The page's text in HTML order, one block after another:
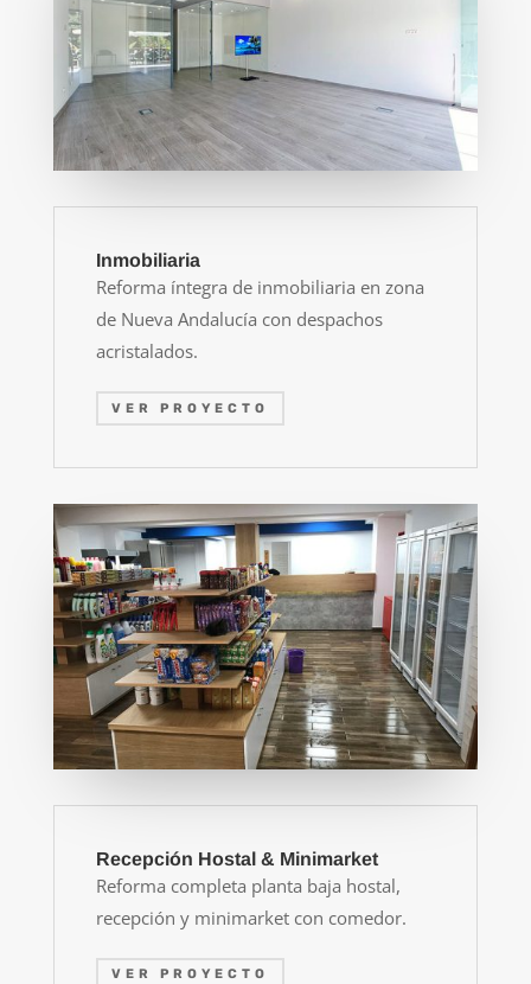
Inmobiliaria
Reforma íntegra de inmobiliaria en zona
de Nueva Andalucía con despachos
acristalados.
VER PROYECTO
Recepción Hostal & Minimarket
Reforma completa planta baja hostal,
recepción y minimarket con comedor.
VER PROYECTO